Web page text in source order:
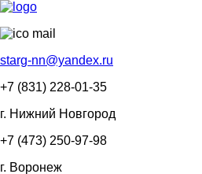
starg-nn@yandex.ru
+7 (831) 228-01-35
г. Нижний Новгород
+7 (473) 250-97-98
г. Воронеж